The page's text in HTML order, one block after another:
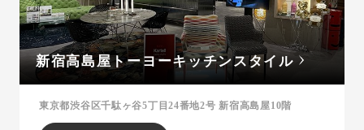
新宿高島屋トーヨーキッチンスタイル
東京都渋谷区千駄ヶ谷5丁目24番地2号 新宿高島屋10階